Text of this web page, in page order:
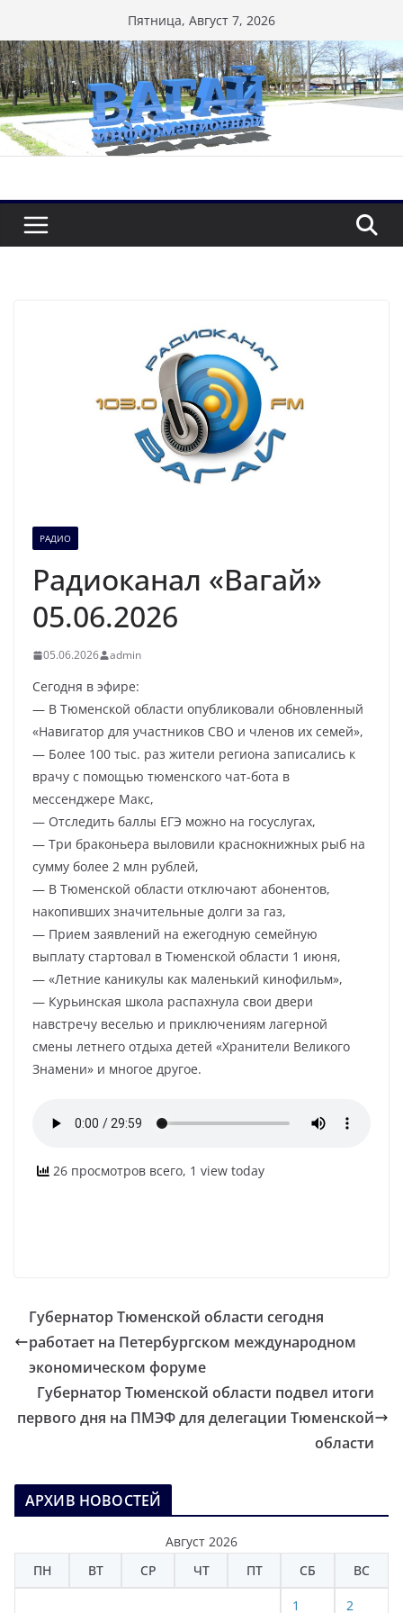
к
содержимому
Пятница, Август 7, 2026
РАДИО
Радиоканал «Вагай»
05.06.2026
05.06.2026 admin
Сегодня в эфире:
— В Тюменской области опубликовали обновленный
«Навигатор для участников СВО и членов их семей»,
— Более 100 тыс. раз жители региона записались к
врачу с помощью тюменского чат-бота в
мессенджере Макс,
— Отследить баллы ЕГЭ можно на госуслугах,
— Три браконьера выловили краснокнижных рыб на
сумму более 2 млн рублей,
— В Тюменской области отключают абонентов,
накопивших значительные долги за газ,
— Прием заявлений на ежегодную семейную
выплату стартовал в Тюменской области 1 июня,
— «Летние каникулы как маленький кинофильм»,
— Курьинская школа распахнула свои двери
навстречу веселью и приключениям лагерной
смены летнего отдыха детей «Хранители Великого
Знамени» и многое другое.
26 просмотров всего, 1 view today
Губернатор Тюменской области сегодня
работает на Петербургском международном
экономическом форуме
Губернатор Тюменской области подвел итоги
первого дня на ПМЭФ для делегации Тюменской
области
АРХИВ НОВОСТЕЙ
Август 2026
ПН
ВТ СР ЧТ ПТ СБ ВС
1 2